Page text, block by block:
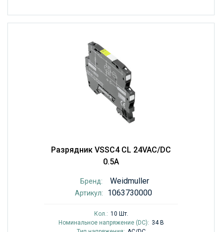
Разрядник VSSC4 CL 24VAC/DC
0.5A
Бренд: Weidmuller
Артикул: 1063730000
Кол.: 10 Шт.
Номинальное напряжение (DC): 34 В